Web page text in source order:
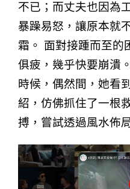
不已；而丈夫也因為
暴躁易怒，讓原本就
霜。 面對接踵而至的
俱疲，幾乎快要崩潰
時候，偶然間，她看
紹，仿佛抓住了一根
搏，嘗試透過風水佈